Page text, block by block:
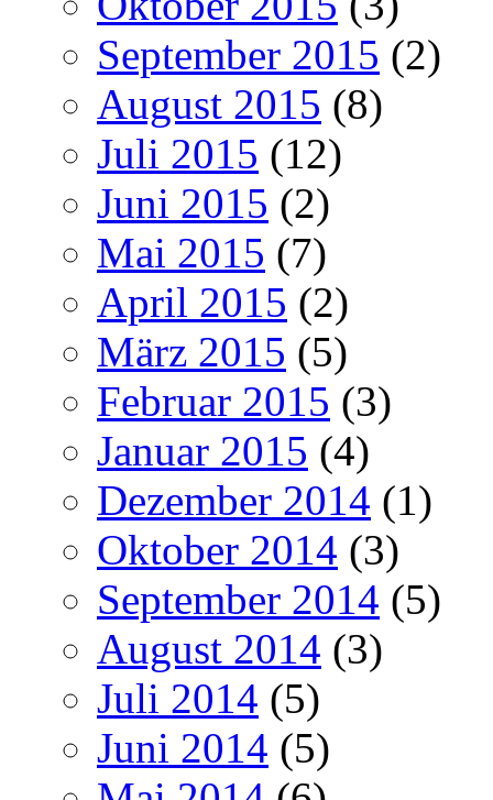
September 2015 (2)
August 2015 (8)
Juli 2015 (12)
Juni 2015 (2)
Mai 2015 (7)
April 2015 (2)
März 2015 (5)
Februar 2015 (3)
Januar 2015 (4)
Dezember 2014 (1)
Oktober 2014 (3)
September 2014 (5)
August 2014 (3)
Juli 2014 (5)
Juni 2014 (5)